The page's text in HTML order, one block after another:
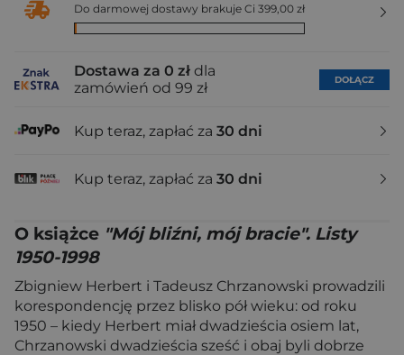
Do darmowej dostawy brakuje Ci 399,00 zł
Dostawa za 0 zł dla
zamówień od 99 zł
DOŁĄCZ
Kup teraz, zapłać za 30 dni
Kup teraz, zapłać za 30 dni
O książce "Mój bliźni, mój bracie". Listy
1950-1998
Zbigniew Herbert i Tadeusz Chrzanowski prowadzili
korespondencję przez blisko pół wieku: od roku
1950 – kiedy Herbert miał dwadzieścia osiem lat,
Chrzanowski dwadzieścia sześć i obaj byli dobrze